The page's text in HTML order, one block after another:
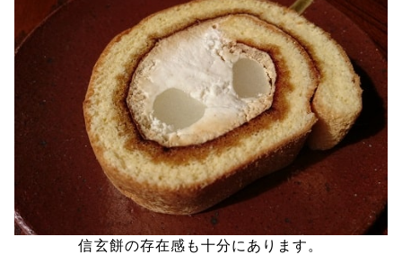
信玄餅の存在感も十分にあります。